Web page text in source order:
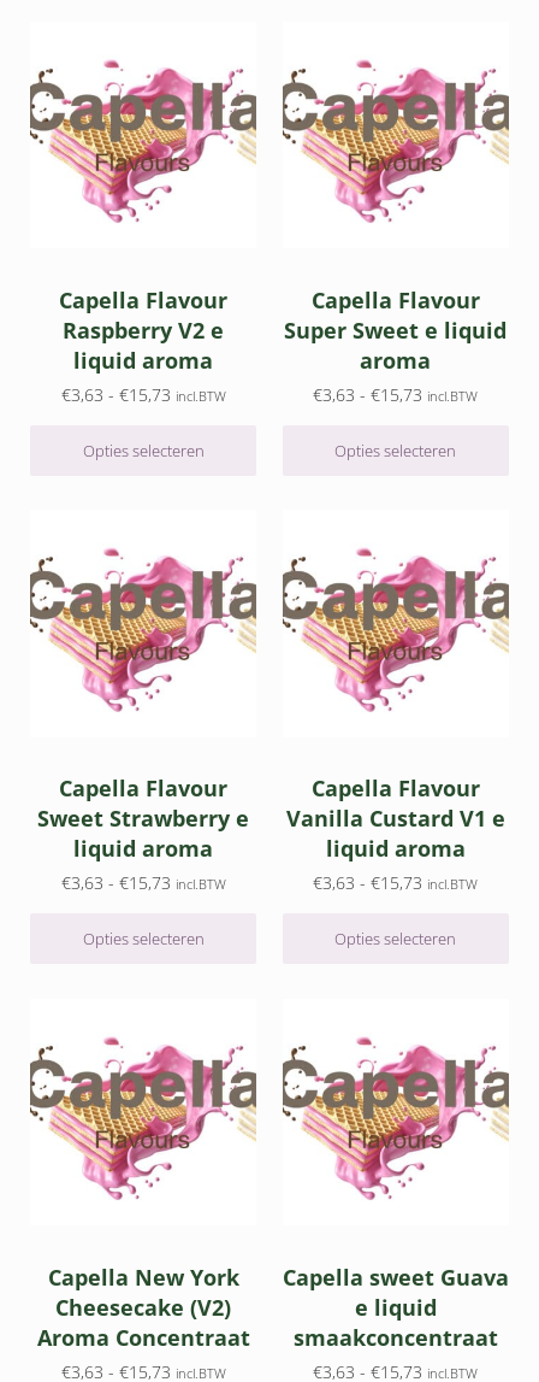
Capella Flavour
Raspberry V2 e
liquid aroma
€3,63 - €15,73Prijsklasse: €3,63 tot €15,73
incl.BTW
Opties selecteren
Capella Flavour
Super Sweet e liquid
aroma
€3,63 - €15,73 Prijsklasse:
incl.BTW
Opties selecteren
Capella Flavour
Sweet Strawberry e
liquid aroma
€3,63 - €15,73Prijsklasse: €3,63 tot €15,73
incl.BTW
Opties selecteren
Capella Flavour
Vanilla Custard V1 e
liquid aroma
€3,63 - €15,73 Prijsklasse:
incl.BTW
Opties selecteren
Capella New York
Cheesecake (V2)
Aroma Concentraat
€3,63 - €15,73Prijsklasse: €3,63 tot €15,73
incl.BTW
Capella sweet Guava
e liquid
smaakconcentraat
€3,63 - €15,73 Prijsklasse:
incl.BTW